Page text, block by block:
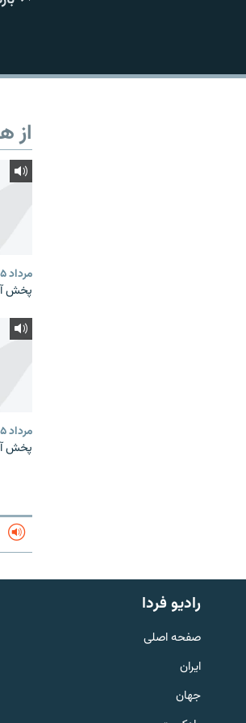
English
به ما بپیوندید
از
مرداد ۱۵, ۱۴۰۵
پخش
مرداد ۱۵, ۱۴۰۵
پخش
رادیو فردا
صفحه اصلی
ایران
جهان